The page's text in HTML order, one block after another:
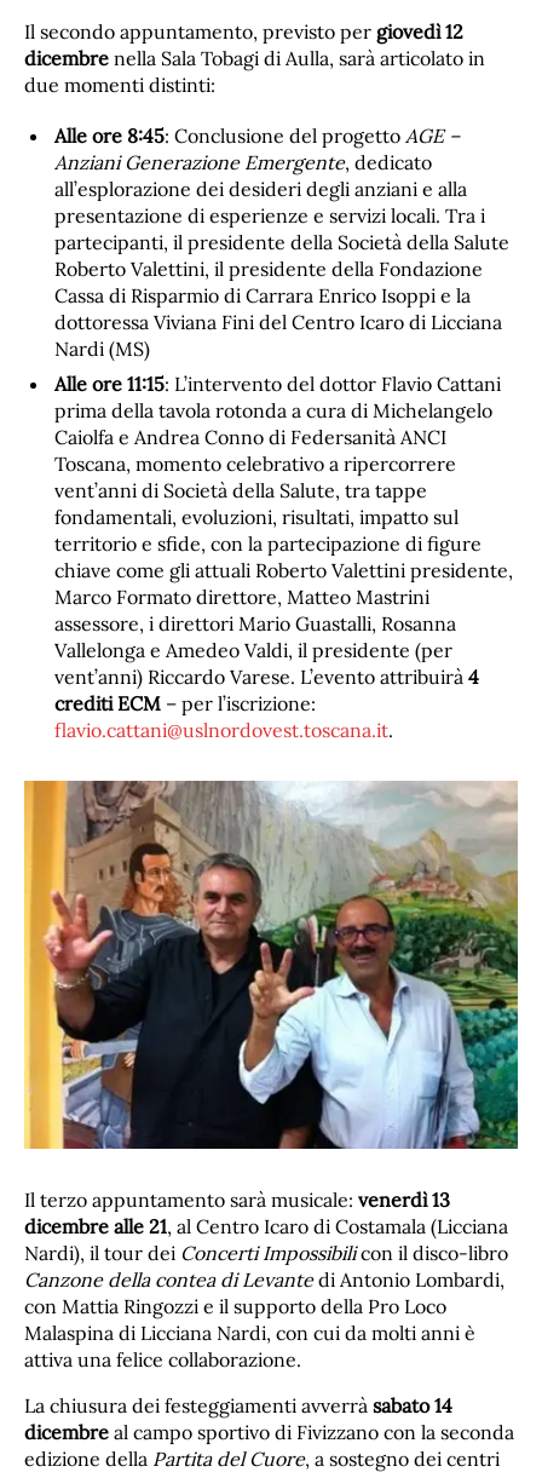
Il secondo appuntamento, previsto per giovedì 12
dicembre nella Sala Tobagi di Aulla, sarà articolato in
due momenti distinti:
Alle ore 8:45: Conclusione del progetto AGE –
Anziani Generazione Emergente, dedicato
all’esplorazione dei desideri degli anziani e alla
presentazione di esperienze e servizi locali. Tra i
partecipanti, il presidente della Società della Salute
Roberto Valettini, il presidente della Fondazione
Cassa di Risparmio di Carrara Enrico Isoppi e la
dottoressa Viviana Fini del Centro Icaro di Licciana
Nardi (MS)
Alle ore 11:15: L’intervento del dottor Flavio Cattani
prima della tavola rotonda a cura di Michelangelo
Caiolfa e Andrea Conno di Federsanità ANCI
Toscana, momento celebrativo a ripercorrere
vent’anni di Società della Salute, tra tappe
fondamentali, evoluzioni, risultati, impatto sul
territorio e sfide, con la partecipazione di figure
chiave come gli attuali Roberto Valettini presidente,
Marco Formato direttore, Matteo Mastrini
assessore, i direttori Mario Guastalli, Rosanna
Vallelonga e Amedeo Valdi, il presidente (per
vent’anni) Riccardo Varese. L’evento attribuirà 4
crediti ECM – per l’iscrizione:
flavio.cattani@uslnordovest.toscana.it.
Il terzo appuntamento sarà musicale: venerdì 13
dicembre alle 21, al Centro Icaro di Costamala (Licciana
Nardi), il tour dei Concerti Impossibilicon il disco-libro
Canzone della contea di Levantedi Antonio Lombardi,
con Mattia Ringozzi e il supporto della Pro Loco
Malaspina di Licciana Nardi, con cui da molti anni è
attiva una felice collaborazione.
La chiusura dei festeggiamenti avverrà sabato 14
dicembre al campo sportivo di Fivizzano con la seconda
edizione della Partita del Cuore, a sostegno dei centri